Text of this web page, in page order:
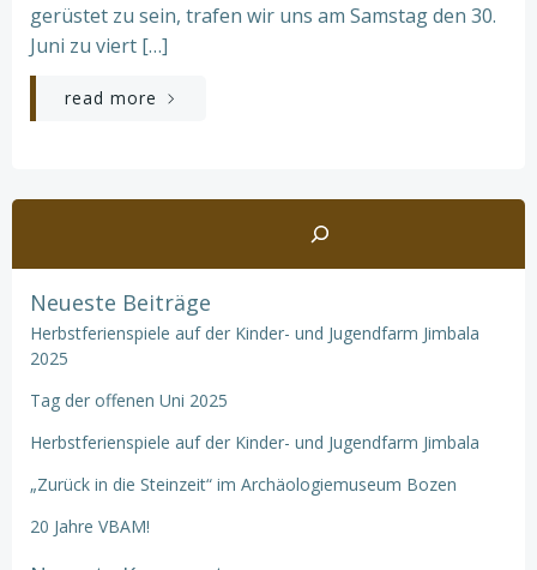
gerüstet zu sein, trafen wir uns am Samstag den 30.
Juni zu viert […]
read more
Suchen
Neueste Beiträge
Herbstferienspiele auf der Kinder- und Jugendfarm Jimbala
2025
Tag der offenen Uni 2025
Herbstferienspiele auf der Kinder- und Jugendfarm Jimbala
„Zurück in die Steinzeit“ im Archäologiemuseum Bozen
20 Jahre VBAM!